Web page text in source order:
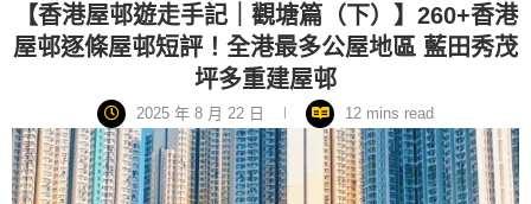
【香港屋邨遊走手記｜觀塘篇（下）】260+香港
屋邨逐條屋邨短評！全港最多公屋地區 藍田秀茂
坪多重建屋邨
2025 年 8 月 22 日 12 mins read